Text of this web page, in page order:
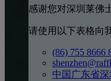
感谢您对深圳莱佛
请使用以下表格向
(86) 755 8666
中国广东省